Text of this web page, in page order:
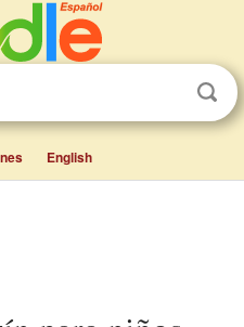
English